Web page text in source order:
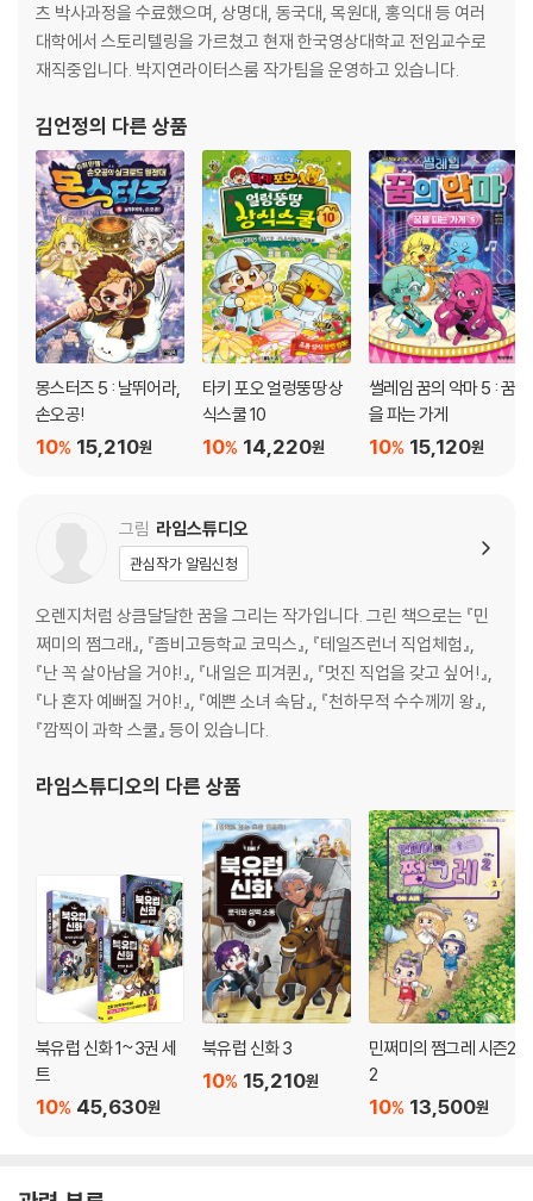
츠 박사과정을 수료했으며, 상명대, 동국대, 목원대, 홍익대 등 여러
대학에서 스토리텔링을 가르쳤고 현재 한국영상대학교 전임교수로
재직중입니다. 박지연라이터스룸 작가팀을 운영하고 있습니다.
김언정의 다른 상품
몽스터즈 5 : 날뛰어라,
손오공!
15,210원
10%
타키 포오 얼렁뚱땅 상
식스쿨 10
14,220원
10%
썰레임 꿈의 악마 5 : 꿈
을 파는 가게
15,120원
10%
그림 라임스튜디오
관심작가 알림신청
오렌지처럼 상큼달달한 꿈을 그리는 작가입니다. 그린 책으로는 『민
쩌미의 쩜그래』, 『좀비고등학교 코믹스』, 『테일즈런너 직업체험』,
『난 꼭 살아남을 거야!』, 『내일은 피겨퀸』, 『멋진 직업을 갖고 싶어!』,
『나 혼자 예뻐질 거야!』, 『예쁜 소녀 속담』, 『천하무적 수수께끼 왕』,
『깜찍이 과학 스쿨』 등이 있습니다.
라임스튜디오의 다른 상품
북유럽 신화 1~3권 세
트
45,630원
10%
북유럽 신화 3
15,210원
10%
민쩌미의 쩜그레 시즌2
2
13,500원
10%